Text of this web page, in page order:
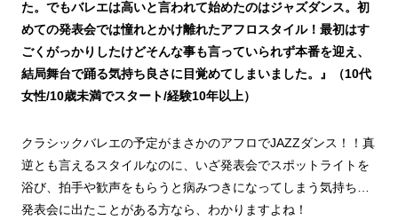
た。でもバレエは高いと言われて始めたのはジャズダンス。初
めての発表会では憧れとかけ離れたアフロスタイル！最初はす
ごくがっかりしたけどそんな事も言っていられず本番を迎え、
結局舞台で踊る気持ち良さに目覚めてしまいました。』（10代
女性/10歳未満でスタート/経験10年以上）
クラシックバレエの予定がまさかのアフロでJAZZダンス！！真
逆とも言えるスタイルなのに、いざ発表会でスポットライトを
浴び、拍手や歓声をもらうと病みつきになってしまう気持ち…
発表会に出たことがある方なら、わかりますよね！